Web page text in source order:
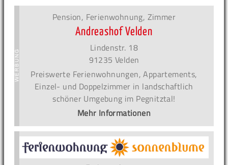
Pension, Ferienwohnung, Zimmer
Andreashof Velden
Lindenstr. 18
91235 Velden
Preiswerte Ferienwohnungen, Appartements,
Einzel- und Doppelzimmer in landschaftlich
schöner Umgebung im Pegnitztal!
Mehr Informationen